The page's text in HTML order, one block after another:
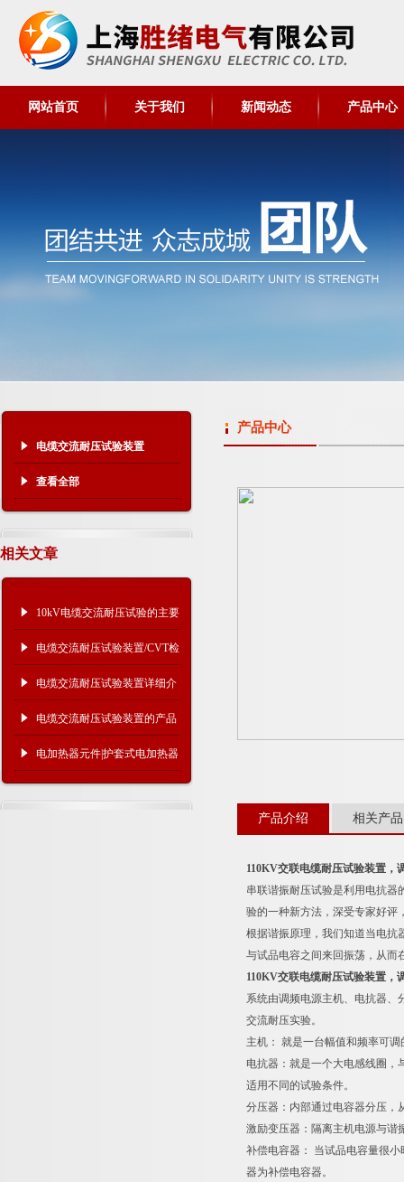
网站首页 关于我们 新闻动态 产品中心
电缆交流耐压试验装置
查看全部
相关文章
10kV电缆交流耐压试验的主要
试验设备
电缆交流耐压试验装置/CVT检
验用谐振升压装置
电缆交流耐压试验装置详细介
绍
电缆交流耐压试验装置的产品
及选用
电加热器元件|护套式电加热器
使用方法
产品中心
产品介绍 相关产品
110KV交联电缆耐压试验装置，
串联谐振耐压试验是利用电抗器
验的一种新方法，深受专家好评
根据谐振原理，我们知道当电抗
与试品电容之间来回振荡，从而
110KV交联电缆耐压试验装置，
系统由调频电源主机、电抗器、
交流耐压实验。
主机： 就是一台幅值和频率可
电抗器：就是一个大电感线圈，
适用不同的试验条件。
分压器：内部通过电容器分压，
激励变压器：隔离主机电源与谐
补偿电容器： 当试品电容量很
器为补偿电容器。